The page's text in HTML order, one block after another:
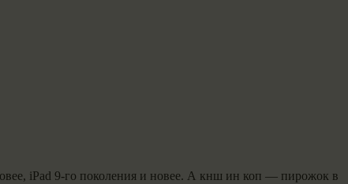
iPad 9-го поколения и новее. А кнш ин коп — пирожок в